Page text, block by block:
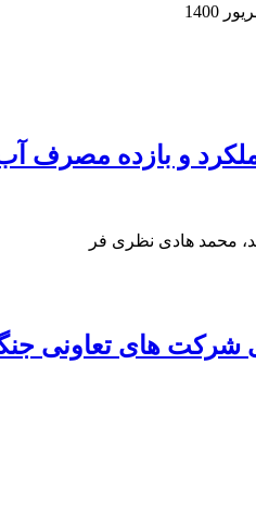
و بازده مصرف آب
محمد هادی نظری فر
های تعاونی